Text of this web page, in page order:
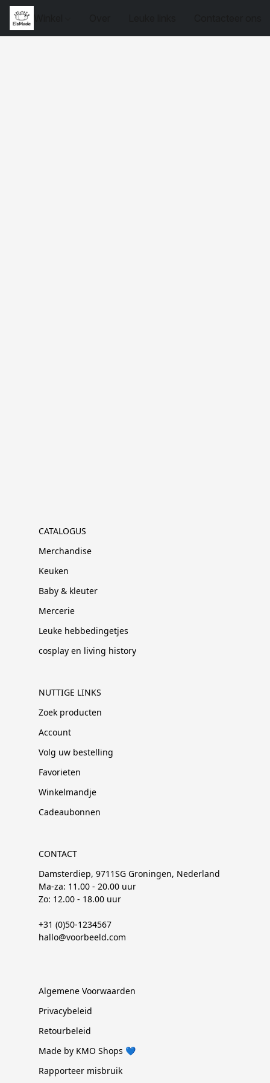
CATALOGUS
Merchandise
Keuken
Baby & kleuter
Mercerie
Leuke hebbedingetjes
cosplay en living history
NUTTIGE LINKS
Zoek producten
Account
Volg uw bestelling
Favorieten
Winkelmandje
Cadeaubonnen
CONTACT
Damsterdiep, 9711SG Groningen, Nederland
Ma-za: 11.00 - 20.00 uur
Zo: 12.00 - 18.00 uur
+31 (0)50-1234567
hallo@voorbeeld.com
Algemene Voorwaarden
Privacybeleid
Retourbeleid
Made by KMO Shops 💙
Rapporteer misbruik